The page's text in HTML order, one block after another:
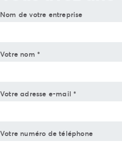
Nom de votre entreprise
Votre nom *
Votre adresse e-mail*
Votre numéro de téléphone